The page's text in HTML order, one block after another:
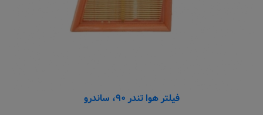
فیلتر هوا تندر ۹۰، ساندرو